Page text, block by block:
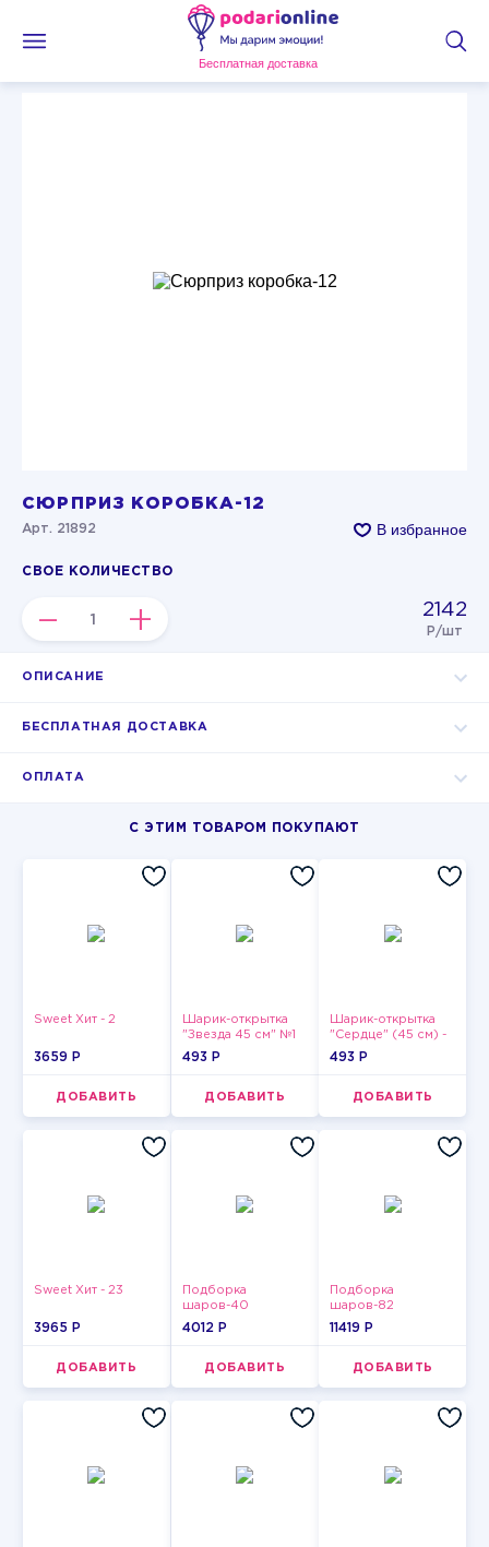
Бесплатная доставка
СЮРПРИЗ КОРОБКА-12
Арт. 21892 В избранное
СВОЕ КОЛИЧЕСТВО
– + 2142
Р/шт
ОПИСАНИЕ
БЕСПЛАТНАЯ ДОСТАВКА
ОПЛАТА
С ЭТИМ ТОВАРОМ ПОКУПАЮТ
Sweet Хит - 2
3659 P
ДОБАВИТЬ
Шарик-открытка
"Звезда 45 см" №1
493 P
ДОБАВИТЬ
Шарик-открытка
"Сердце" (45 см) -
2
493 P
ДОБАВИТЬ
Sweet Хит - 23
3965 P
ДОБАВИТЬ
Подборка
шаров-40
4012 P
ДОБАВИТЬ
Подборка
шаров-82
11419 P
ДОБАВИТЬ